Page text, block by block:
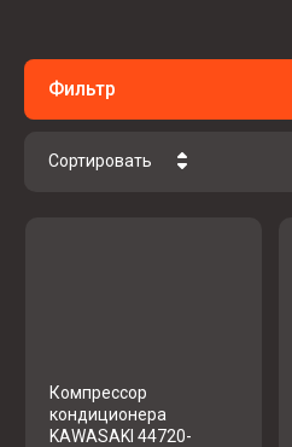
Фильтр
Сортировать
Компрессор
кондиционера
KAWASAKI 44720-